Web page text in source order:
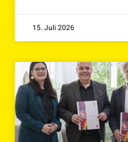
15. Juli 2026